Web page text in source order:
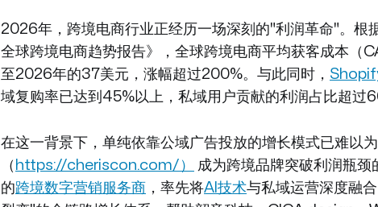
2026年，跨境电商行业正经历一场深刻的"利润革命"。根
全球跨境电商趋势报告》，全球跨境电商平均获客成本（
至2026年的37美元，涨幅超过200%。与此同时，
域复购率已达到45%以上，私域用户贡献的利润占比超过
在这一背景下，单纯依靠公域广告投放的增长模式已难以为
（ https://cheriscon.com/） 成为跨境品牌突破利润瓶颈
的跨境数字营销服务商 ，率先将AI技术与私域运营深度融